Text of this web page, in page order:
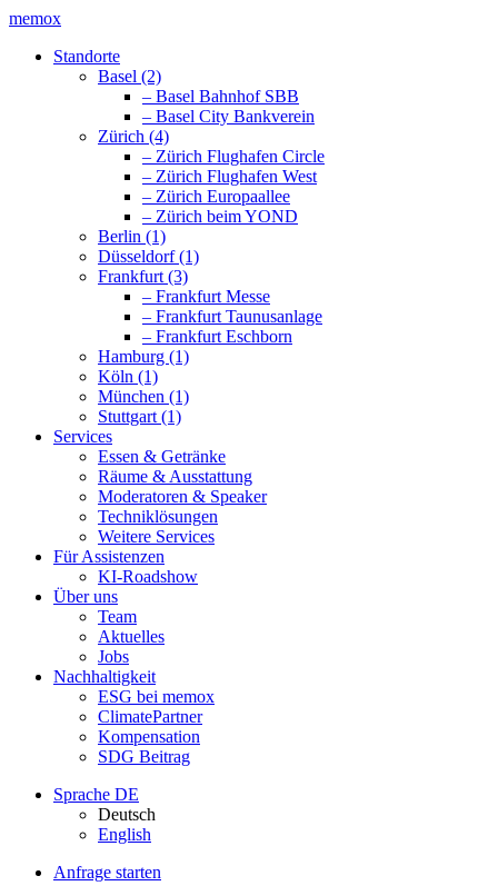
memox
Standorte
Basel (2)
– Basel Bahnhof SBB
– Basel City Bankverein
Zürich (4)
– Zürich Flughafen Circle
– Zürich Flughafen West
– Zürich Europaallee
– Zürich beim YOND
Berlin (1)
Düsseldorf (1)
Frankfurt (3)
– Frankfurt Messe
– Frankfurt Taunusanlage
– Frankfurt Eschborn
Hamburg (1)
Köln (1)
München (1)
Stuttgart (1)
Services
Essen & Getränke
Räume & Ausstattung
Moderatoren & Speaker
Techniklösungen
Weitere Services
Für Assistenzen
KI-Roadshow
Über uns
Team
Aktuelles
Jobs
Nachhaltigkeit
ESG bei memox
ClimatePartner
Kompensation
SDG Beitrag
Sprache DE
Deutsch
English
Anfrage starten